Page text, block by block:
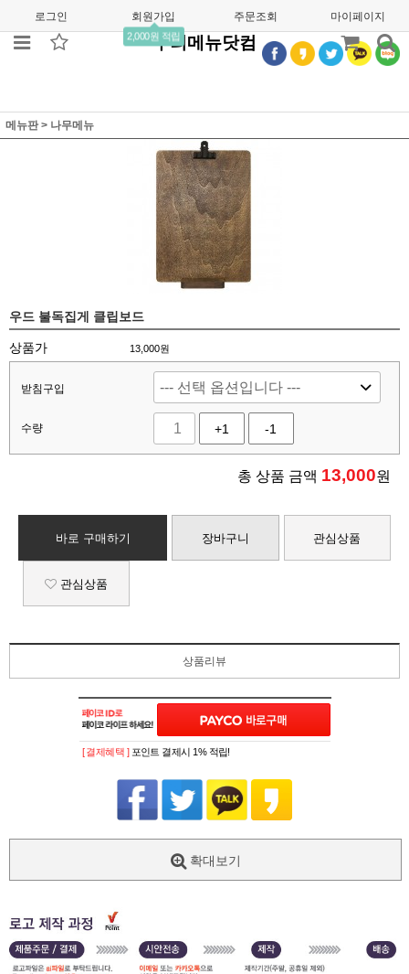
로그인 회원가입
2,000원 적립
주문조회 마이페이지
우리메뉴닷컴
메뉴판 > 나무메뉴
우드 불독집게 클립보드
상품가 13,000원
받침구입
수량 +1 -1
총 상품 금액 13,000원
바로 구매하기 장바구니 관심상품
관심상품
상품리뷰
[ 결제혜택 ] 포인트 결제시 1% 적립!
확대보기